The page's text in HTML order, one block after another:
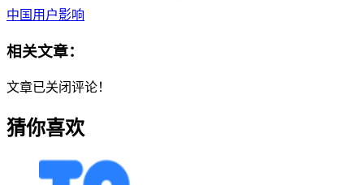
中国用户影响
相关文章：
文章已关闭评论！
猜你喜欢